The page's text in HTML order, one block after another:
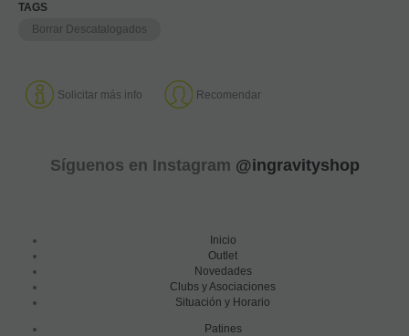
TAGS
Borrar Descatalogados
Solicitar más info Recomendar
Síguenos en Instagram @ingravityshop
Inicio
Outlet
Novedades
Clubs y Asociaciones
Situación y Horario
Patines